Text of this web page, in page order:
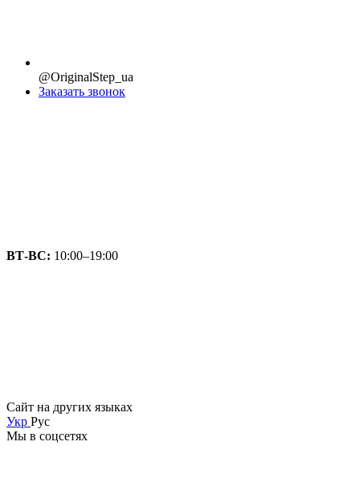
@OriginalStep_ua
Заказать звонок
ВТ-ВС: 10:00–19:00
Сайт на других языках
Укр Рус
Мы в соцсетях